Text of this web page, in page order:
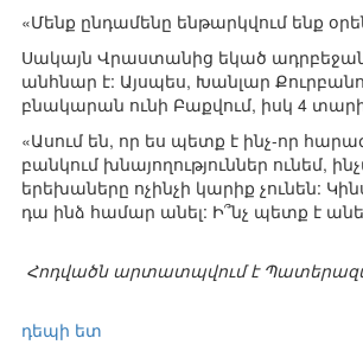
«Մենք ընդամենը ենթարկվում ենք
Սակայն Վրաստանից եկած
անհնար է: Այսպես, Խանլար
բնակարան ունի Բաքվում, իսկ 4
«Ասում են, որ ես պետք է ինչ-որ
բանկում խնայողություններ ունեմ,
երեխաները ոչինչի կարիք չունեն:
դա ինձ համար անել: Ի՞նչ պետք է
Հոդվածն արտատպվում է
դեպի ետ